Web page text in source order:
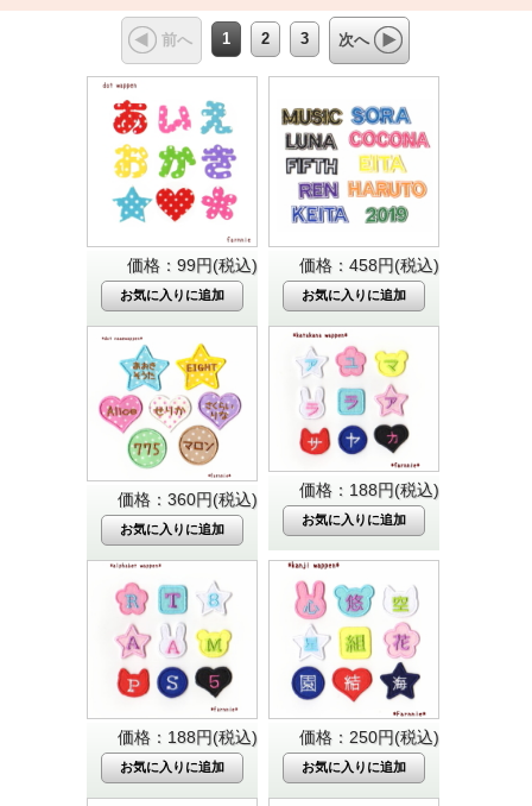
前へ 1 2 3 次へ
価格：99円(税込) 価格：458円(税込)
価格：360円(税込) 価格：188円(税込)
価格：188円(税込) 価格：250円(税込)